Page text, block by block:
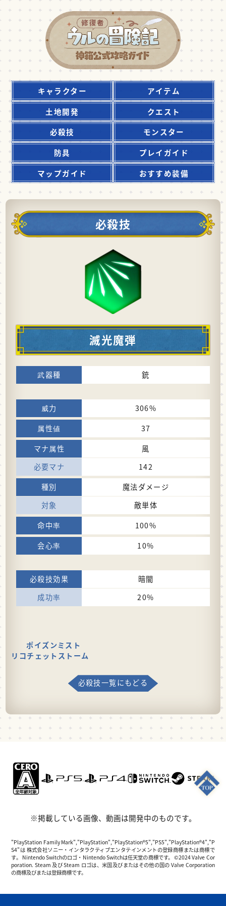
キャラクター
アイテム
土地開発
クエスト
必殺技
モンスター
防具
プレイガイド
マップガイド
おすすめ装備
必殺技
滅光魔弾
銃
306%
37
風
142
魔法ダメージ
敵単体
100%
10%
暗闇
20%
ポイズンミスト
リコチェットストーム
必殺技一覧にもどる
※掲載している画像、動画は開発中のものです。
"PlayStation Family Mark","PlayStation","PlayStation®5","PS5","PlayStation®4","P
S4"は 株式会社ソニー・インタラクティブエンタテインメントの登録商標または商標で
す。 Nintendo Switchのロゴ・Nintendo Switchは任天堂の商標です。 ©2024 Valve Cor
poration. Steam 及び Steam ロゴは、米国及びまたはその他の国の Valve Corporation
の商標及びまたは登録商標です。